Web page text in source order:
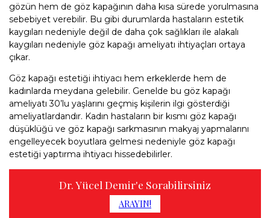
gözün hem de göz kapağının daha kısa sürede yorulmasına
sebebiyet verebilir. Bu gibi durumlarda hastaların estetik
kaygıları nedeniyle değil de daha çok sağlıkları ile alakalı
kaygıları nedeniyle göz kapağı ameliyatı ihtiyaçları ortaya
çıkar.
Göz kapağı estetiği ihtiyacı hem erkeklerde hem de
kadınlarda meydana gelebilir. Genelde bu göz kapağı
ameliyatı 30’lu yaşlarını geçmiş kişilerin ilgi gösterdiği
ameliyatlardandır. Kadın hastaların bir kısmı göz kapağı
düşüklüğü ve göz kapağı sarkmasının makyaj yapmalarını
engelleyecek boyutlara gelmesi nedeniyle göz kapağı
estetiği yaptırma ihtiyacı hissedebilirler.
Dr. Yücel Demir'e Sorabilirsiniz
ARAYIN!